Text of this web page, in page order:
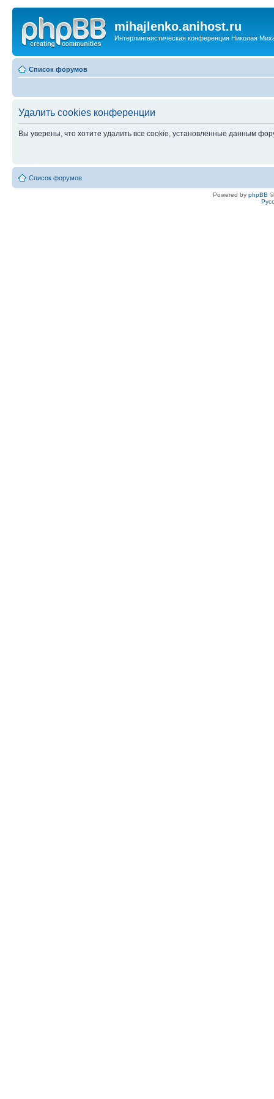
mihajlenko.anihost.ru
Интерлингвистическая конференция Николая
Список форумов
Удалить cookies конференции
Вы уверены, что хотите удалить все cookie, установленные данным
Список форумов
Powered by phpBB